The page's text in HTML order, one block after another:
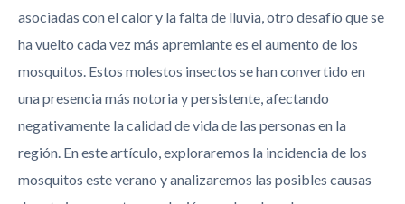
asociadas con el calor y la falta de lluvia, otro desafío que se
ha vuelto cada vez más apremiante es el aumento de los
mosquitos. Estos molestos insectos se han convertido en
una presencia más notoria y persistente, afectando
negativamente la calidad de vida de las personas en la
región. En este artículo, exploraremos la incidencia de los
mosquitos este verano y analizaremos las posibles causas